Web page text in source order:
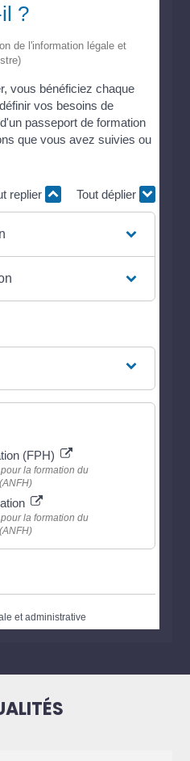
?
de l'information légale et
vous bénéficiez chaque
vos besoins de
passeport de formation
que vous avez suivies ou
replier Tout déplier
(FPH)
la formation du
la formation du
et administrative